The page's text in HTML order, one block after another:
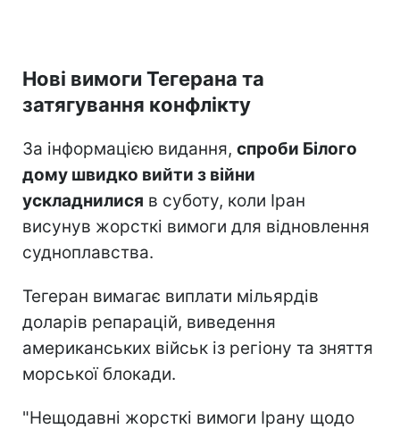
Нові вимоги Тегерана та
затягування конфлікту
За інформацією видання, спроби Білого
дому швидко вийти з війни
ускладнилися в суботу, коли Іран
висунув жорсткі вимоги для відновлення
судноплавства.
Тегеран вимагає виплати мільярдів
доларів репарацій, виведення
американських військ із регіону та зняття
морської блокади.
"Нещодавні жорсткі вимоги Ірану щодо